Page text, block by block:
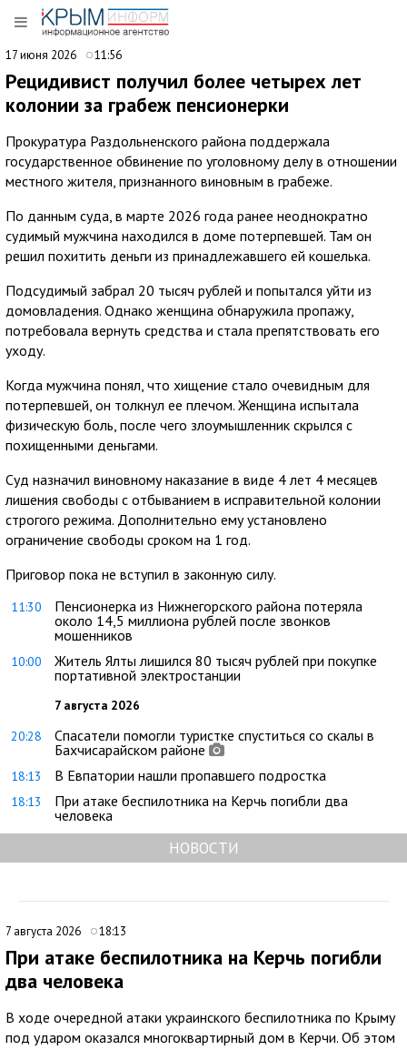
17 июня 2026 11:56
Рецидивист получил более четырех лет
колонии за грабеж пенсионерки
Прокуратура Раздольненского района поддержала
государственное обвинение по уголовному делу в отношении
местного жителя, признанного виновным в грабеже.
По данным суда, в марте 2026 года ранее неоднократно
судимый мужчина находился в доме потерпевшей. Там он
решил похитить деньги из принадлежавшего ей кошелька.
Подсудимый забрал 20 тысяч рублей и попытался уйти из
домовладения. Однако женщина обнаружила пропажу,
потребовала вернуть средства и стала препятствовать его
уходу.
Когда мужчина понял, что хищение стало очевидным для
потерпевшей, он толкнул ее плечом. Женщина испытала
физическую боль, после чего злоумышленник скрылся с
похищенными деньгами.
Суд назначил виновному наказание в виде 4 лет 4 месяцев
лишения свободы с отбыванием в исправительной колонии
строгого режима. Дополнительно ему установлено
ограничение свободы сроком на 1 год.
Приговор пока не вступил в законную силу.
11:30
Пенсионерка из Нижнегорского района потеряла
около 14,5 миллиона рублей после звонков
мошенников
10:00
Житель Ялты лишился 80 тысяч рублей при покупке
портативной электростанции
7 августа 2026
20:28
Спасатели помогли туристке спуститься со скалы в
Бахчисарайском районе
18:13 В Евпатории нашли пропавшего подростка
18:13
При атаке беспилотника на Керчь погибли два
человека
НОВОСТИ
7 августа 2026 18:13
При атаке беспилотника на Керчь погибли
два человека
В ходе очередной атаки украинского беспилотника по Крыму
под ударом оказался многоквартирный дом в Керчи. Об этом